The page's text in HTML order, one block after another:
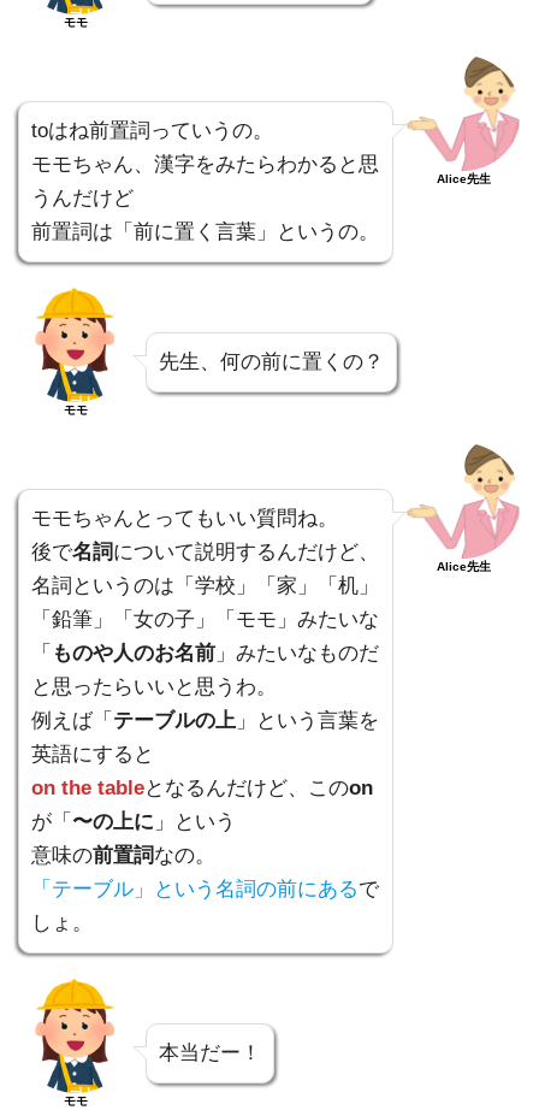
モモ
toはね前置詞っていうの。
モモちゃん、漢字をみたらわかると思
うんだけど
前置詞は「前に置く言葉」というの。
Alice先生
モモ
先生、何の前に置くの？
モモちゃんとってもいい質問ね。
後で名詞について説明するんだけど、
名詞というのは「学校」「家」「机」
「鉛筆」「女の子」「モモ」みたいな
「 ものや人のお名前 」みたいなものだ
と思ったらいいと思うわ。
例えば「 テーブルの上 」という言葉を
英語にすると
on the tableとなるんだけど、このon
が「 〜の上に 」という
意味の前置詞なの。
「テーブル」という名詞の前にあるで
しょ。
Alice先生
モモ
本当だー！